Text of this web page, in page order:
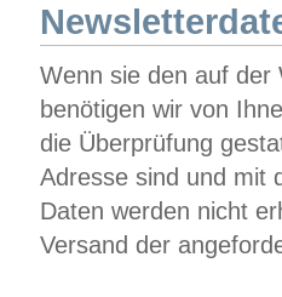
Wenn sie den auf der
benötigen wir von
die Überprüfung
Adresse sind und mit
Daten werden nicht
Versand der